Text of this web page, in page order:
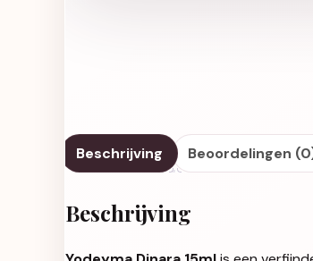
Beschrijving Beoordelingen
Beschrijving